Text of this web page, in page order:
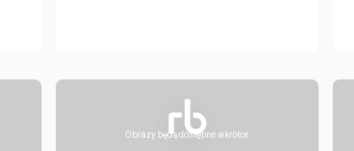
Obrazy będą dostępne wkrótce